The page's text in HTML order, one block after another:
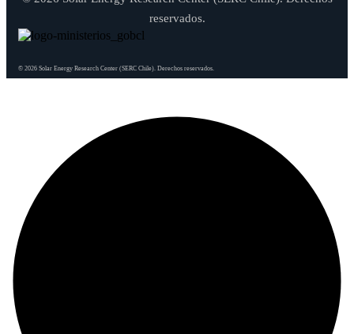
reservados.
© 2026 Solar Energy Research Center (SERC Chile). Derechos reservados.